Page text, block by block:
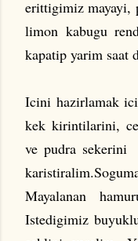
erittigimiz mayayi,
limon kabugu
kapatip yarim saat
Icini hazirlamak
kek kirintilarini,
ve pudra sekerini
Mayalanan
Istedigimiz